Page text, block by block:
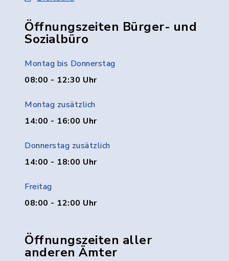
Öffnungszeiten Bürger- und
Sozialbüro
Montag bis Donnerstag
08:00 - 12:30 Uhr
Montag zusätzlich
14:00 - 16:00 Uhr
Donnerstag zusätzlich
14:00 - 18:00 Uhr
Freitag
08:00 - 12:00 Uhr
Öffnungszeiten aller
anderen Ämter